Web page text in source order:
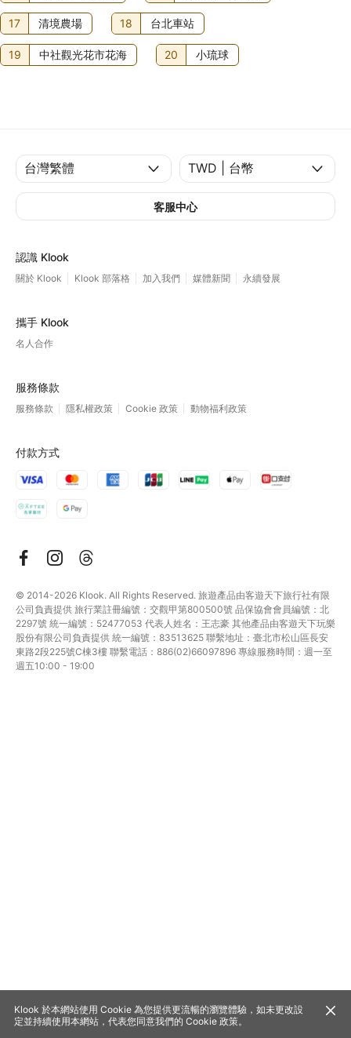
17 清境農場 18 台北車站
19 中社觀光花市花海 20 小琉球
客服中心
認識 Klook
關於 Klook Klook 部落格 加入我們 媒體新聞 永續發展
攜手 Klook
名人合作
服務條款
服務條款 隱私權政策 Cookie 政策 動物福利政策
付款方式
© 2014-2026 Klook. All Rights Reserved. 旅遊產品由客遊天下旅行社有限
公司負責提供 旅行業註冊編號：交觀甲第800500號 品保協會會員編號：北
2297號 統一編號：52477053 代表人姓名：王志豪 其他產品由客遊天下玩樂
股份有限公司負責提供 統一編號：83513625 聯繫地址：臺北市松山區長安
東路2段225號C棟3樓 聯繫電話：886(02)66097896 專線服務時間：週一至
週五10:00 - 19:00
Klook 於本網站使用 Cookie 為您提供更流暢的瀏覽體驗，如未更改設
定並持續使用本網站，代表您同意我們的 Cookie 政策。